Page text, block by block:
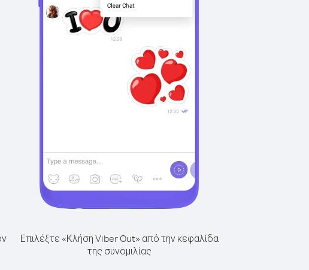
Επιλέξτε «Κλήση Viber Out» από την κεφαλίδα
της συνομιλίας